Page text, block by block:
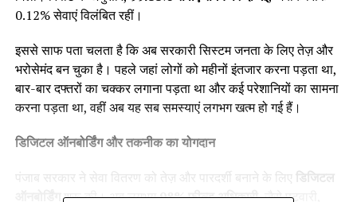
0.12% सेवाएं विलंबित रहीं।
इससे साफ पता चलता है कि अब सरकारी सिस्टम जनता के लिए तेज़ और
भरोसेमंद बन चुका है। पहले जहां लोगों को महीनों इंतजार करना पड़ता था,
बार-बार दफ्तरों का चक्कर लगाना पड़ता था और कई परेशानियों का सामना
करना पड़ता था, वहीं अब यह सब समस्याएं लगभग खत्म हो गई हैं।
डिजिटल ऑनबोर्डिंग और तकनीक का योगदान
पंजाब सरकार ने सेवा वितरण को तेज़ और पारदर्शी बनाने के लिए डिजिटल
शुरू की। अब लगभग98%फील्ड अधिकारी, जैसे पटवारी,